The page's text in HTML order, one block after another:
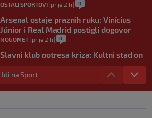
OSTALI SPORTOVI| prije 2 h | 0
Arsenal ostaje praznih ruku: Vinícius
Júnior i Real Madrid postigli dogovor
NOGOMET| prije 2 h | 0
Slavni klub potresa kriza: Kultni stadion
u Italiji bit će prazan na početku sezone,
navijači objavili rat upravi
Idi na Sport